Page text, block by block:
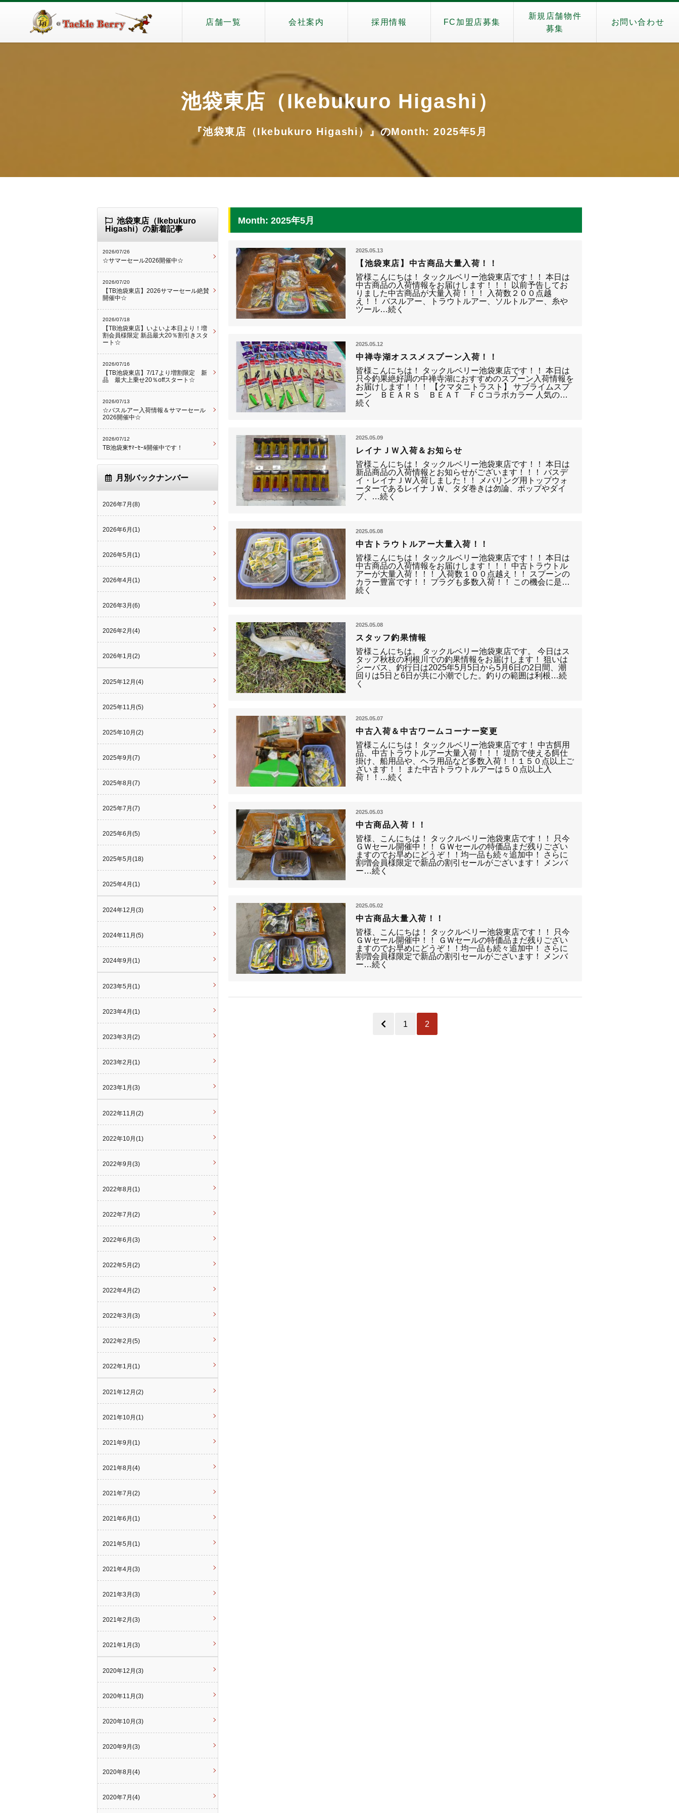
店舗一覧 会社案内 採用情報 FC加盟店募集
新規店舗物件
募集
お問い合わせ
池袋東店（Ikebukuro Higashi）
『池袋東店（Ikebukuro Higashi）』のMonth: 2025年5月
Month: 2025年5月
2025.05.13
【池袋東店】中古商品大量入荷！！
皆様こんにちは！ タックルベリー池袋東店です！！ 本日は
中古商品の入荷情報をお届けします！！！ 以前予告してお
りました中古商品が大量入荷！！！ 入荷数２００点越
え！！ バスルアー、トラウトルアー、ソルトルアー、糸や
ツール…続く
2025.05.12
中禅寺湖オススメスプーン入荷！！
皆様こんにちは！ タックルベリー池袋東店です！！ 本日は
只今釣果絶好調の中禅寺湖におすすめのスプーン入荷情報を
お届けします！！！ 【クマタニトラスト】 サブライムスプ
ーン ＢＥＡＲＳ ＢＥＡＴ ＦＣコラボカラー 人気の…
続く
2025.05.09
レイナＪＷ入荷＆お知らせ
皆様こんにちは！ タックルベリー池袋東店です！！ 本日は
新品商品の入荷情報とお知らせがございます！！！ バスデ
イ・レイナＪＷ入荷しました！！ メバリング用トップウォ
ーターであるレイナＪＷ、タダ巻きは勿論、ポップやダイ
ブ、…続く
2025.05.08
中古トラウトルアー大量入荷！！
皆様こんにちは！ タックルベリー池袋東店です！！ 本日は
中古商品の入荷情報をお届けします！！！ 中古トラウトル
アーが大量入荷！！！ 入荷数１００点越え！！ スプーンの
カラー豊富です！！ プラグも多数入荷！！ この機会に是…
続く
2025.05.08
スタッフ釣果情報
皆様こんにちは。 タックルベリー池袋東店です。 今日はス
タッフ秋枝の利根川での釣果情報をお届けします！ 狙いは
シーバス、釣行日は2025年5月5日から5月6日の2日間、潮
回りは5日と6日が共に小潮でした。釣りの範囲は利根…続
く
2025.05.07
中古入荷＆中古ワームコーナー変更
皆様こんにちは！ タックルベリー池袋東店です！ 中古餌用
品、中古トラウトルアー大量入荷！！！ 堤防で使える餌仕
掛け、船用品や、ヘラ用品など多数入荷！！１５０点以上ご
ざいます！！ また中古トラウトルアーは５０点以上入
荷！！…続く
2025.05.03
中古商品入荷！！
皆様、こんにちは！ タックルベリー池袋東店です！！ 只今
ＧＷセール開催中！！ ＧＷセールの特価品まだ残りござい
ますのでお早めにどうぞ！！均一品も続々追加中！ さらに
割増会員様限定で新品の割引セールがございます！ メンバ
ー…続く
2025.05.02
中古商品大量入荷！！
皆様、こんにちは！ タックルベリー池袋東店です！！ 只今
ＧＷセール開催中！！ ＧＷセールの特価品まだ残りござい
ますのでお早めにどうぞ！！均一品も続々追加中！ さらに
割増会員様限定で新品の割引セールがございます！ メンバ
ー…続く
1 2
池袋東店（Ikebukuro
Higashi）の新着記事
2026/07/26
☆サマーセール2026開催中☆
2026/07/20
【TB池袋東店】2026サマーセール絶賛
開催中☆
2026/07/18
【TB池袋東店】いよいよ本日より！増
割会員様限定 新品最大20％割引きスタ
ート☆
2026/07/16
【TB池袋東店】7/17より増割限定 新
品 最大上乗せ20％offスタート☆
2026/07/13
☆バスルアー入荷情報＆サマーセール
2026開催中☆
2026/07/12
TB池袋東ｻﾏｰｾｰﾙ開催中です！
月別バックナンバー
2026年7月(8)
2026年6月(1)
2026年5月(1)
2026年4月(1)
2026年3月(6)
2026年2月(4)
2026年1月(2)
2025年12月(4)
2025年11月(5)
2025年10月(2)
2025年9月(7)
2025年8月(7)
2025年7月(7)
2025年6月(5)
2025年5月(18)
2025年4月(1)
2024年12月(3)
2024年11月(5)
2024年9月(1)
2023年5月(1)
2023年4月(1)
2023年3月(2)
2023年2月(1)
2023年1月(3)
2022年11月(2)
2022年10月(1)
2022年9月(3)
2022年8月(1)
2022年7月(2)
2022年6月(3)
2022年5月(2)
2022年4月(2)
2022年3月(3)
2022年2月(5)
2022年1月(1)
2021年12月(2)
2021年10月(1)
2021年9月(1)
2021年8月(4)
2021年7月(2)
2021年6月(1)
2021年5月(1)
2021年4月(3)
2021年3月(3)
2021年2月(3)
2021年1月(3)
2020年12月(3)
2020年11月(3)
2020年10月(3)
2020年9月(3)
2020年8月(4)
2020年7月(4)